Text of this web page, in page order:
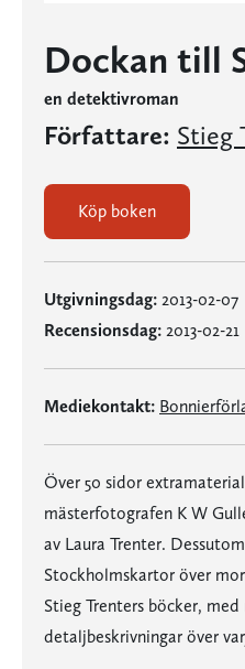
Dockan till
en detektivroman
Författare: Stieg
Köp boken
Utgivningsdag: 2013-02-07
Recensionsdag: 2013-02-21
Mediekontakt:
Över 50 sidor
mästerfotografen K W
av Laura Trenter.
Stockholmskartor över
Stieg Trenters böcker, med
detaljbeskrivningar över